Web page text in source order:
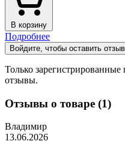
В корзину
Подробнее
Войдите, чтобы оставить отзыв
Только зарегистрированные
отзывы.
Отзывы о товаре (1)
Владимир
13.06.2026